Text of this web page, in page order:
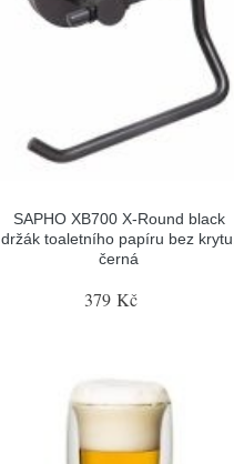
SAPHO XB700 X-Round black
držák toaletního papíru bez krytu,
černá
379 Kč